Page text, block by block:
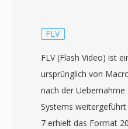
FLV
FLV (Flash Video) ist
ursprünglich von
nach der
Systems
7 erhielt das Format